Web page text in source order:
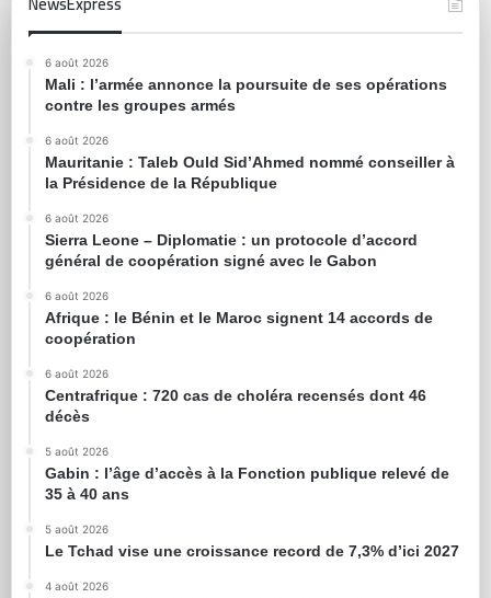
6 août 2026
Mali : l’armée annonce la poursuite de ses opérations
contre les groupes armés
6 août 2026
Mauritanie : Taleb Ould Sid’Ahmed nommé conseiller à
la Présidence de la République
6 août 2026
Sierra Leone – Diplomatie : un protocole d’accord
général de coopération signé avec le Gabon
6 août 2026
Afrique : le Bénin et le Maroc signent 14 accords de
coopération
6 août 2026
Centrafrique : 720 cas de choléra recensés dont 46
décès
5 août 2026
Gabin : l’âge d’accès à la Fonction publique relevé de
35 à 40 ans
5 août 2026
Le Tchad vise une croissance record de 7,3% d’ici 2027
4 août 2026